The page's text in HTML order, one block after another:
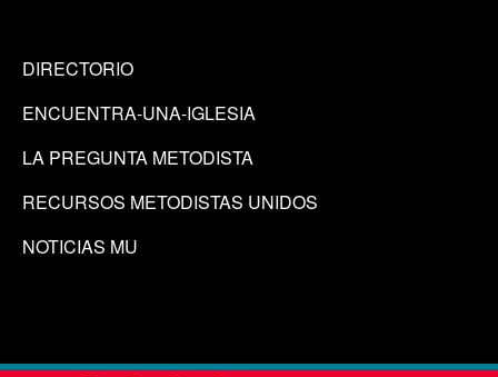
DIRECTORIO
ENCUENTRA-UNA-IGLESIA
LA PREGUNTA METODISTA
RECURSOS METODISTAS UNIDOS
NOTICIAS MU